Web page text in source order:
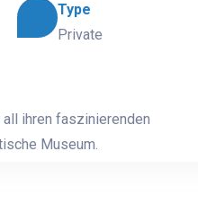
Type
Private
ihren faszinierenden
Museum.